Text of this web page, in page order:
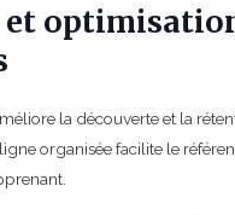
la découverte et la
organisée facilite le